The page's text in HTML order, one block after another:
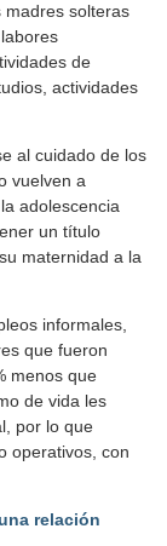
madres solteras
de
actividades
al cuidado de los
vuelven a
adolescencia
un título
maternidad a la
informales,
que fueron
menos que
de vida les
por lo que
operativos, con
relación